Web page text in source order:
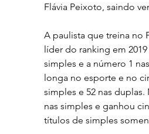
Flávia Peixoto, saindo
A paulista que treina no
líder do ranking em
simples e a número 1
longa no esporte e no
simples e 52 nas
nas simples e ganhou
títulos de simples